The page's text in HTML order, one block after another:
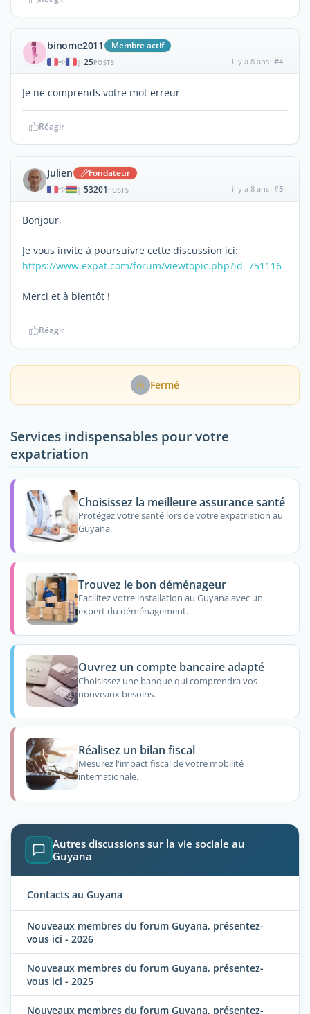
binome2011 Membre actif
| 25POSTS il y a 8 ans #4
Je ne comprends votre mot erreur
Réagir
Julien Fondateur
| 53201 POSTS il y a 8 ans #5
Bonjour,
Je vous invite à poursuivre cette discussion ici:
https://www.expat.com/forum/viewtopic.php?id=751116
Merci et à bientôt !
Réagir
Fermé
Services indispensables pour votre
expatriation
Choisissez la meilleure assurance santé
Protégez votre santé lors de votre expatriation au
Guyana.
Trouvez le bon déménageur
Facilitez votre installation au Guyana avec un
expert du déménagement.
Ouvrez un compte bancaire adapté
Choisissez une banque qui comprendra vos
nouveaux besoins.
Réalisez un bilan fiscal
Mesurez l'impact fiscal de votre mobilité
internationale.
Autres discussions sur la vie sociale au
Guyana
Contacts au Guyana
Nouveaux membres du forum Guyana, présentez-
vous ici - 2026
Nouveaux membres du forum Guyana, présentez-
vous ici - 2025
Nouveaux membres du forum Guyana, présentez-